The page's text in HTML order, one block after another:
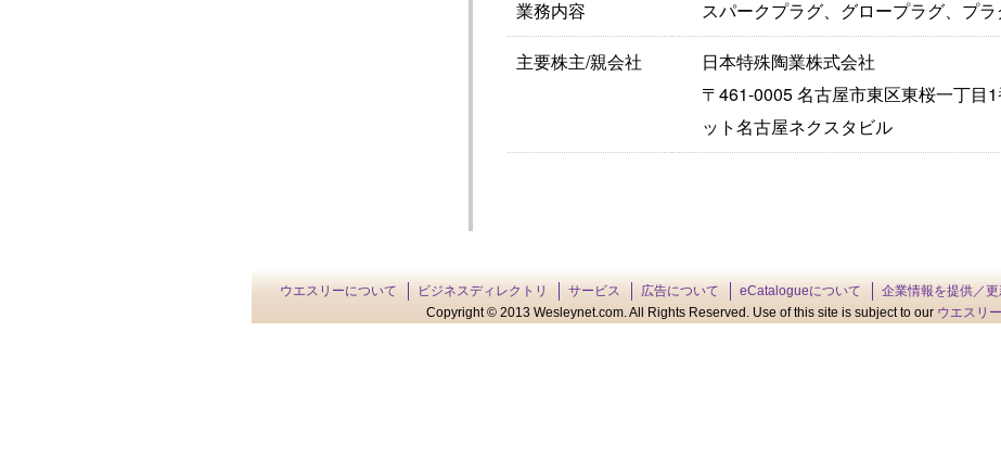
業務内容 スパークプラグ、グロープラグ、プ
主要株主/親会社
日本特殊陶業株式会社
〒461-0005 名古屋市東区東桜一丁
ット名古屋ネクスタビル
ウエスリーについて ビジネスディレクトリ サービス 広告について eCatalogueについて 企業情報を提供／更
Copyright © 2013 Wesleynet.com. All Rights Reserved. Use of this site is subject to our ウエスリ